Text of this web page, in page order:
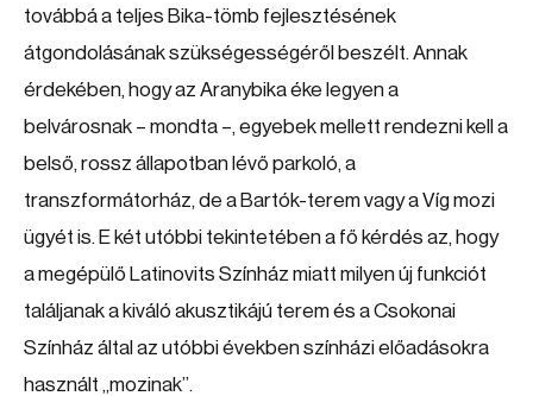
továbbá a teljes Bika-tömb fejlesztésének
átgondolásának szükségességéről beszélt. Annak
érdekében, hogy az Aranybika éke legyen a
belvárosnak – mondta –, egyebek mellett rendezni kell a
belső, rossz állapotban lévő parkoló, a
transzformátorház, de a Bartók-terem vagy a Víg mozi
ügyét is. E két utóbbi tekintetében a fő kérdés az, hogy
a megépülő Latinovits Színház miatt milyen új funkciót
találjanak a kiváló akusztikájú terem és a Csokonai
Színház által az utóbbi években színházi előadásokra
használt „mozinak”.